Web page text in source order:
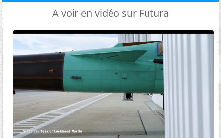
A voir en vidéo sur Futura